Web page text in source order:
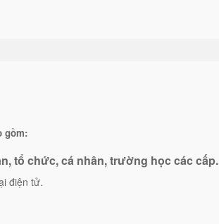
gồm:
tổ chức, cá nhân, trường học các cấp.
điện tử.